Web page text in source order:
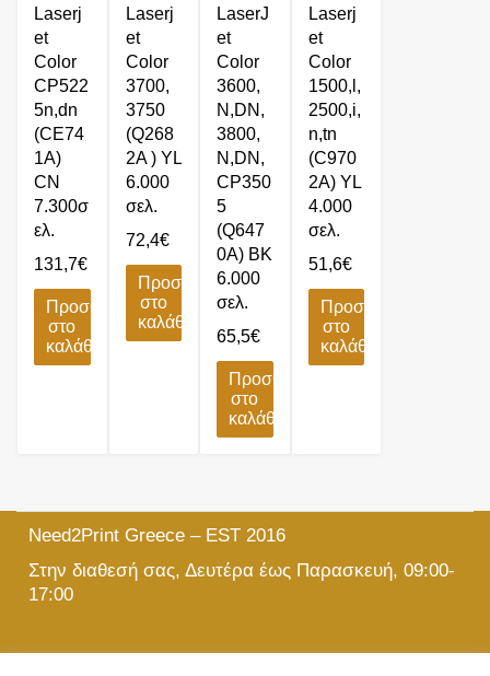
Laserj
et
Color
CP522
5n,dn
(CE74
1A)
CN
7.300σ
ελ.
131,7€
Προσθήκη
στο
καλάθι
Laserj
et
Color
3700,
3750
(Q268
2A ) YL
6.000
σελ.
72,4€
Προσθήκη
στο
καλάθι
LaserJ
et
Color
3600,
N,DN,
3800,
N,DN,
CP350
5
(Q647
0A) BK
6.000
σελ.
65,5€
Προσθήκη
στο
καλάθι
Laserj
et
Color
1500,l,
2500,i,
n,tn
(C970
2A) YL
4.000
σελ.
51,6€
Προσθήκη
στο
καλάθι
Need2Print Greece – EST 2016
Στην διαθεσή σας, Δευτέρα έως Παρασκευή, 09:00-
17:00